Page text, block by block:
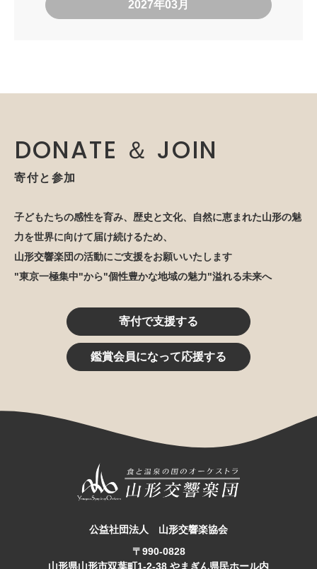
2027年03月
DONATE ＆ JOIN
寄付と参加
子どもたちの感性を育み、歴史と文化、自然に恵まれた山形の魅
力を世界に向けて届け続けるため、
山形交響楽団の活動にご支援をお願いいたします
"東京一極集中"から"個性豊かな地域の魅力"溢れる未来へ
寄付で支援する
鑑賞会員になって応援する
公益社団法人 山形交響楽協会
〒990-0828
山形県山形市双葉町1-2-38 やまぎん県民ホール内